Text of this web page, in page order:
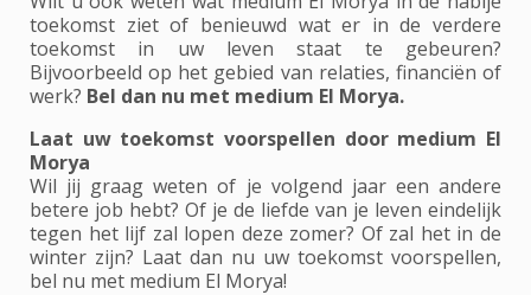
toekomst ziet of benieuwd wat er in de verdere
toekomst in uw leven staat te gebeuren?
Bijvoorbeeld op het gebied van relaties, financiën of
werk? Bel dan nu met medium El Morya.
Laat uw toekomst voorspellen door medium El
Morya
Wil jij graag weten of je volgend jaar een andere
betere job hebt? Of je de liefde van je leven eindelijk
tegen het lijf zal lopen deze zomer? Of zal het in de
winter zijn? Laat dan nu uw toekomst voorspellen,
bel nu met medium El Morya!